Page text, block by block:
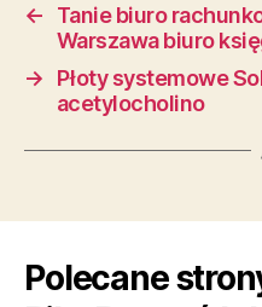
←
Tanie biuro
Warszawa biuro
→
Płoty systemowe
acetylocholino
Polecane